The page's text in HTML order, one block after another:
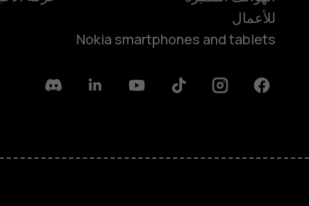
للأعمال
Nokia smartphones and tablets
Facebook
Instagram
Tiktok
Youtube
Linkedin
Discord